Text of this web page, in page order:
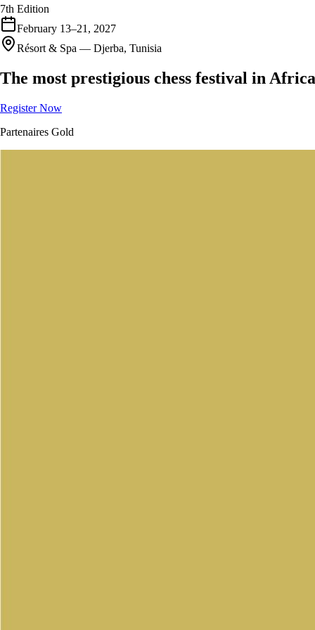
7th Edition
February 13–21, 2027
Résort & Spa — Djerba, Tunisia
The most prestigious chess festival in Africa
Register Now
Partenaires Gold